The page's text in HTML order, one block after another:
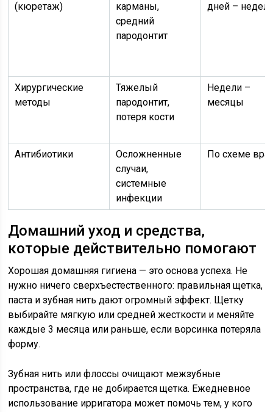
(кюретаж)
карманы,
средний
пародонтит
дней –
Хирургические
методы
Тяжелый
пародонтит,
потеря кости
Недели –
месяцы
Антибиотики
Осложненные
случаи,
системные
инфекции
По схеме
Домашний уход и средства,
которые действительно помогают
Хорошая домашняя гигиена — это основа успеха. Не
нужно ничего сверхъестественного: правильная щетка,
паста и зубная нить дают огромный эффект. Щетку
выбирайте мягкую или средней жесткости и меняйте
каждые 3 месяца или раньше, если ворсинка потеряла
форму.
Зубная нить или флоссы очищают межзубные
пространства, где не добирается щетка. Ежедневное
использование ирригатора может помочь тем, у кого